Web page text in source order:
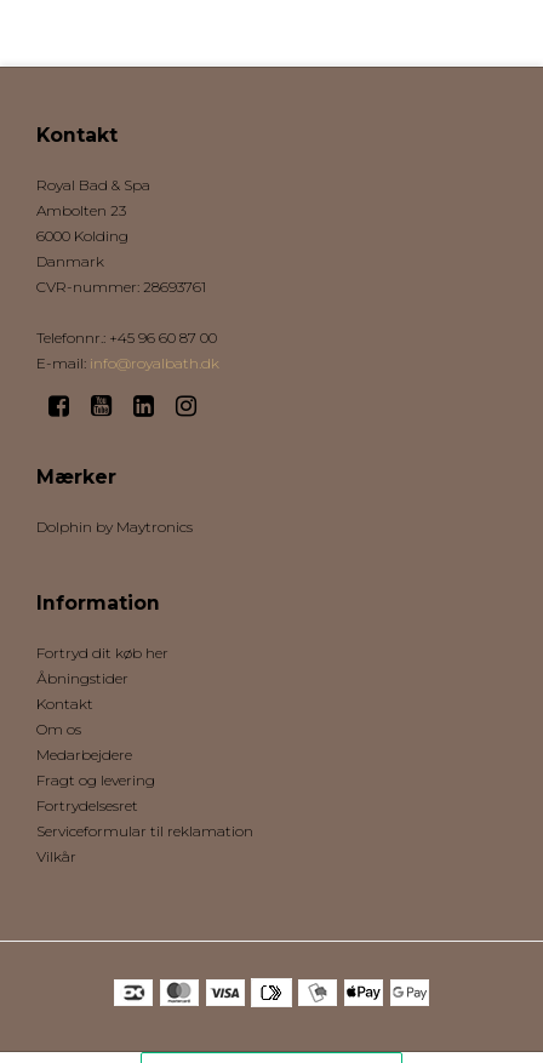
Kontakt
Royal Bad & Spa
Ambolten 23
6000 Kolding
Danmark
CVR-nummer: 28693761
Telefonnr. : +45 96 60 87 00
E-mail: info@royalbath.dk
Mærker
Dolphin by Maytronics
Information
Fortryd dit køb her
Åbningstider
Kontakt
Om os
Medarbejdere
Fragt og levering
Fortrydelsesret
Serviceformular til reklamation
Vilkår